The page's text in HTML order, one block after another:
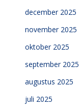
december 2025
november 2025
oktober 2025
september 2025
augustus 2025
juli 2025